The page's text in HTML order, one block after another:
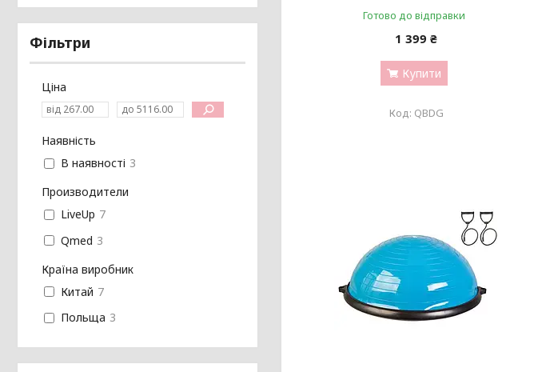
Готово до відправки
1 399 ₴
Купити
QBDG
Фільтри
Ціна
Наявність
В наявності 3
Производители
LiveUp 7
Qmed 3
Країна виробник
Китай 7
Польща 3